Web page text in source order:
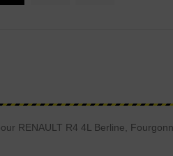
RENAULT R4 4L Berline,